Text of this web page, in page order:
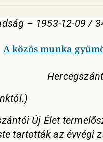
– 1953-12-09 /
A közös munka
Új Élet
tartották az évvégi